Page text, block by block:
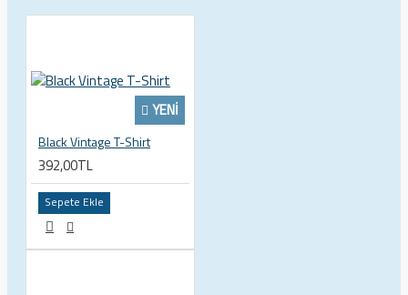
YENI
Black Vintage T-Shirt
392,00TL
Sepete Ekle